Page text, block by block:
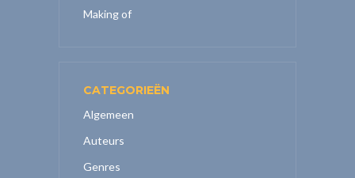
Making of
CATEGORIEËN
Algemeen
Auteurs
Genres